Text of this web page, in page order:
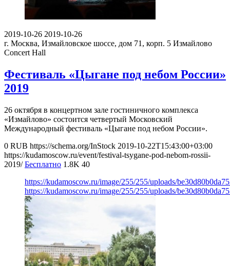
2019-10-26 2019-10-26
г. Москва, Измайловское шоссе, дом 71, корп. 5 Измайлово
Concert Hall
Фестиваль «Цыгане под небом России»
2019
26 октября в концертном зале гостиничного комплекса
«Измайлово» состоится четвертый Московский
Международный фестиваль «Цыгане под небом России».
0 RUB https://schema.org/InStock 2019-10-22T15:43:00+03:00
https://kudamoscow.ru/event/festival-tsygane-pod-nebom-rossii-
2019/ Бесплатно 1.8K 40
https://kudamoscow.ru/image/255/255/uploads/
https://kudamoscow.ru/image/255/255/uploads/